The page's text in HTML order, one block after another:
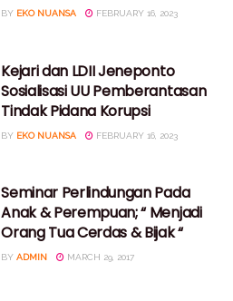
BY EKO NUANSA FEBRUARY 16, 2023
Kejari dan LDII Jeneponto
Sosialisasi UU Pemberantasan
Tindak Pidana Korupsi
BY EKO NUANSA FEBRUARY 16, 2023
Seminar Perlindungan Pada
Anak & Perempuan; “ Menjadi
Orang Tua Cerdas & Bijak “
BY ADMIN MARCH 29, 2017